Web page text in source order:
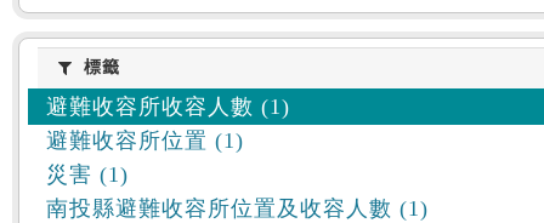
標籤標籤
避難收容所收容人數 (1)
避難收容所位置 (1)
災害 (1)
南投縣避難收容所位置及收容人數 (1)